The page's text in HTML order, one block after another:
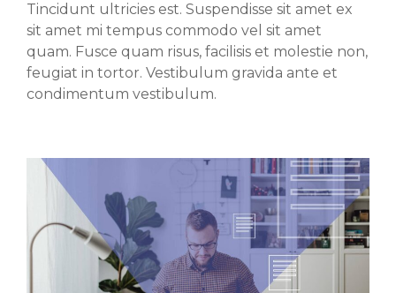
Tincidunt ultricies est. Suspendisse sit amet ex
sit amet mi tempus commodo vel sit amet
quam. Fusce quam risus, facilisis et molestie non,
feugiat in tortor. Vestibulum gravida ante et
condimentum vestibulum.